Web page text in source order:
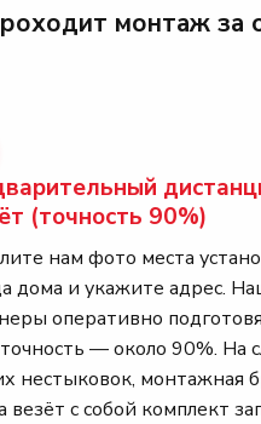
монтаж за
(точность 90%)
нам фото места
дома и укажите адрес.
оперативно
— около 90%. На
нестыковок, монтажная
везёт с собой комплект